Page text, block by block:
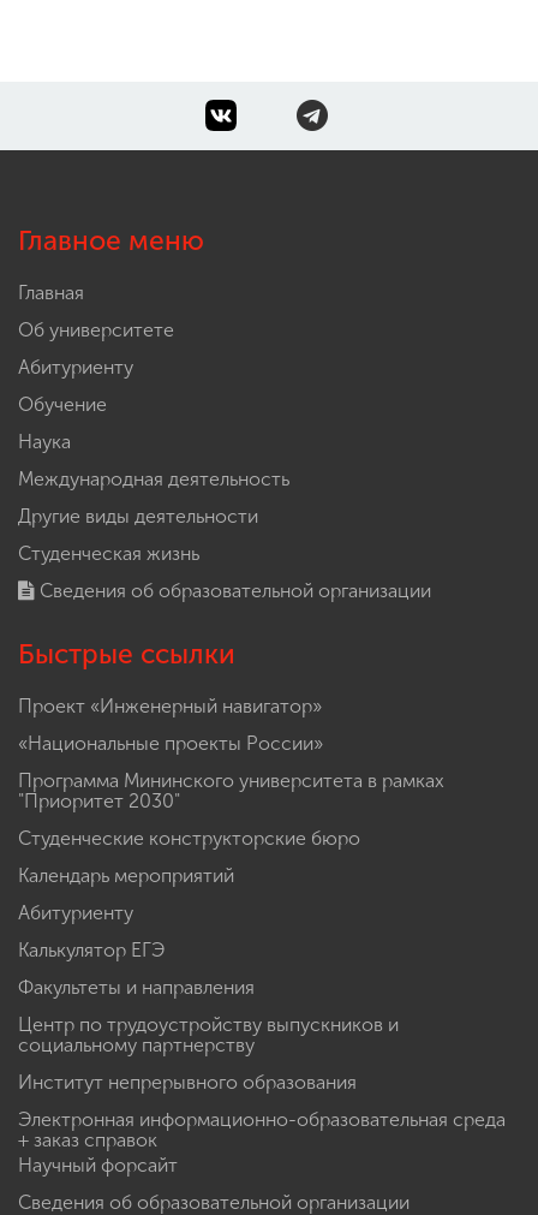
Главное меню
Главная
Об университете
Абитуриенту
Обучение
Наука
Международная деятельность
Другие виды деятельности
Студенческая жизнь
Сведения об образовательной организации
Быстрые ссылки
Проект «Инженерный навигатор»
«Национальные проекты России»
Программа Мининского университета в рамках
"Приоритет 2030"
Студенческие конструкторские бюро
Календарь мероприятий
Абитуриенту
Калькулятор ЕГЭ
Факультеты и направления
Центр по трудоустройству выпускников и
социальному партнерству
Институт непрерывного образования
Электронная информационно-образовательная среда
+ заказ справок
Научный форсайт
Сведения об образовательной организации